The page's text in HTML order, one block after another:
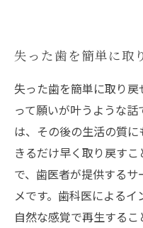
失った歯を簡単に取
失った歯を簡単に取り
って願いが叶うような
は、その後の生活の質
きるだけ早く取り戻す
で、歯医者が提供する
メです。歯科医による
自然な感覚で再生する